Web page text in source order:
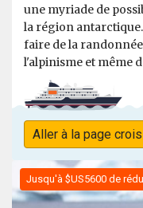
une myriade de
la région
faire de la
l'alpinisme et même
Aller à la page
Jusqu'à $US5600 de